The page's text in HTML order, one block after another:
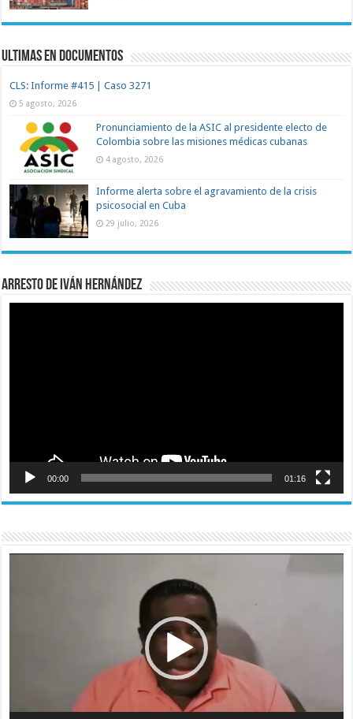
Ultimas en documentos
CLS: Informe #415 | Caso 3271
5 agosto, 2026
Pronunciamiento de la ASIC al presidente electo de
Colombia sobre las misiones médicas cubanas
4 agosto, 2026
Informe alerta sobre el agravamiento de la crisis
psicosocial en Cuba
29 julio, 2026
Arresto de Iván Hernández
00:00 01:16
Reproductor